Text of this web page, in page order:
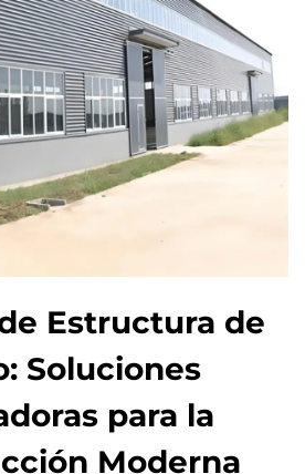
Estructura de
Soluciones
para la
Moderna